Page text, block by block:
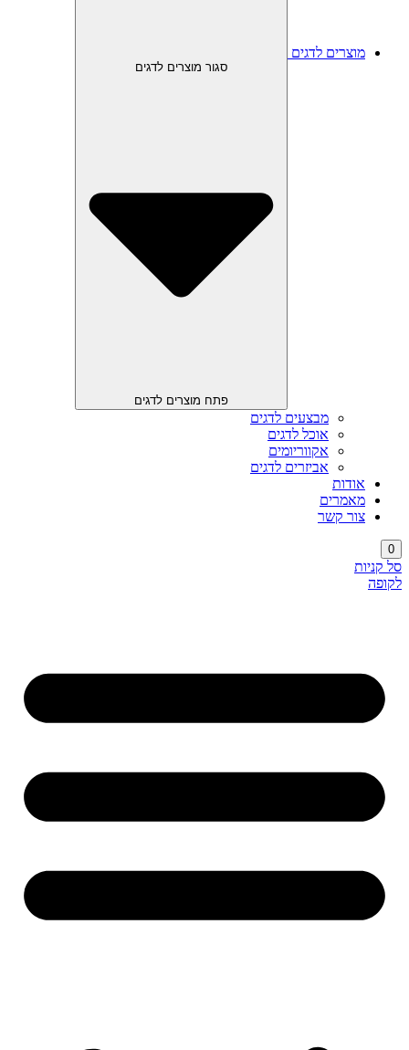
מוצרים לדגים
סגור מוצרים לדגים
פתח מוצרים לדגים
מבצעים לדגים
אוכל לדגים
אקווריומים
אביזרים לדגים
אודות
מאמרים
צור קשר
0
סל קניות
לקופה